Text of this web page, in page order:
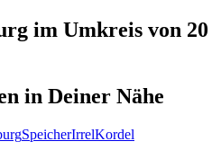
im Umkreis von 20
in Deiner Nähe
SpeicherIrrelKordel